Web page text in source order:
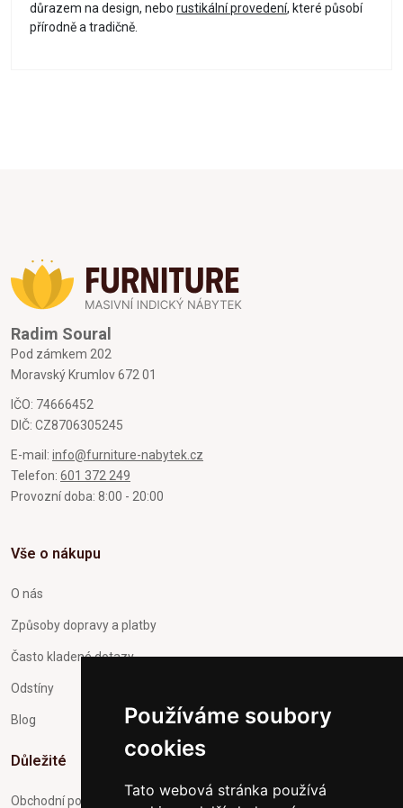
Používáme soubory
cookies
Tato webová stránka používá
důrazem na design, nebo rustikální provedení, které působí
přírodně a tradičně.
Radim Soural
Pod zámkem 202
Moravský Krumlov 672 01
IČO: 74666452
DIČ: CZ8706305245
E-mail: info@furniture-nabytek.cz
Telefon: 601 372 249
Provozní doba: 8:00 - 20:00
Vše o nákupu
O nás
Způsoby dopravy a platby
Často kladené dotazy
Odstíny
Blog
Důležité
Obchodní podmínky